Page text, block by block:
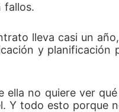
fallos.
lleva casi un
y planificación
ella no quiere ver
Y todo esto porque